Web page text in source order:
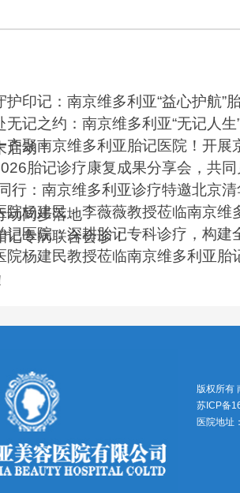
护印记：南京维多利亚“益心护航”
无记之约：南京维多利亚“无记人生
启动！
齐聚南京维多利亚胎记医院！开展
胎记诊疗康复成果分享会，共
行：南京维多利亚诊疗特邀北京
动同步落地
院杨建民、李薇薇教授莅临南京维
记专病联合会诊！
记医院：深耕胎记专科诊疗，构建
院杨建民教授莅临南京维多利亚胎
版权所有
苏ICP备
医院地址